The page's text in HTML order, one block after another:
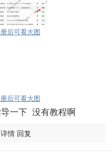
后可看大图
后可看大图
一下 没有教程啊